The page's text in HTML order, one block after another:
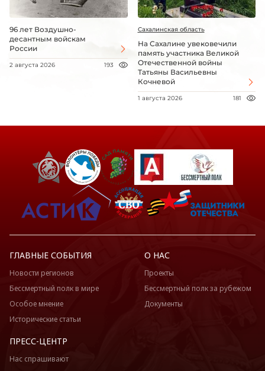
96 лет Воздушно-
десантным войскам
России
2 августа 2026 193
Сахалинская область
На Сахалине увековечили
память участника Великой
Отечественной войны
Татьяны Васильевны
Кочневой
1 августа 2026 181
ГЛАВНЫЕ СОБЫТИЯ
Новости регионов
Бессмертный полк в мире
Особое мнение
Исторические статьи
О НАС
Проекты
Бессмертный полк за рубежом
Документы
ПРЕСС-ЦЕНТР
Нас спрашивают